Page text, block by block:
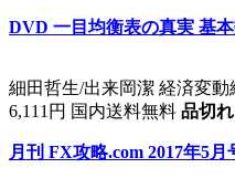
DVD 一目均衡表の真実 基
細田哲生/出来岡潔 経済変動
6,111円 国内送料無料 品切れ
月刊 FX攻略.com 2017年5月